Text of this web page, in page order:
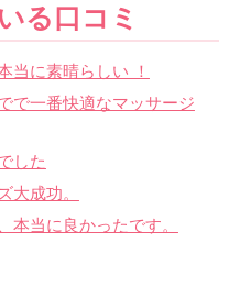
る口コミ
当に素晴らしい ！
で一番快適なマッサージ
した
大成功。
本当に良かったです。